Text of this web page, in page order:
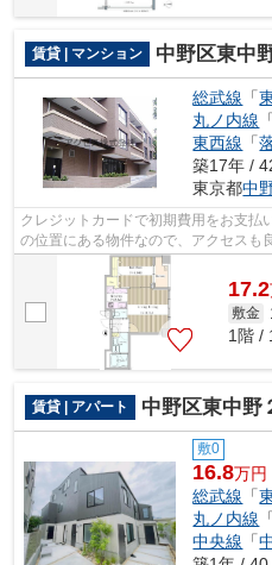
賃貸 | マンション 中野区東中
総武線 「
丸ノ内線
東西線 「
築17年 /
東京都中
クレジットカードで初期費用をお支払
の位置にある物件なので、アクセスも
り、通勤前などにごみ捨て可能です♪当...
17.2
敷金
1階 /
賃貸 | アパート 中野区東中野
敷0
16.8万円
総武線 「
丸ノ内線
中央線 「